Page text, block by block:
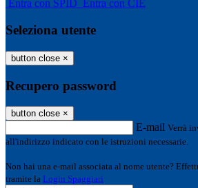
Entra con SPID Entra con CIE
Seleziona utente
button close ×
Recupero password
button close ×
E-mail Verrà
all'indirizzo indicato con le istruzioni necessarie.
Non hai una e-mail associata al nome utente?
tramite la Login Spaggiari